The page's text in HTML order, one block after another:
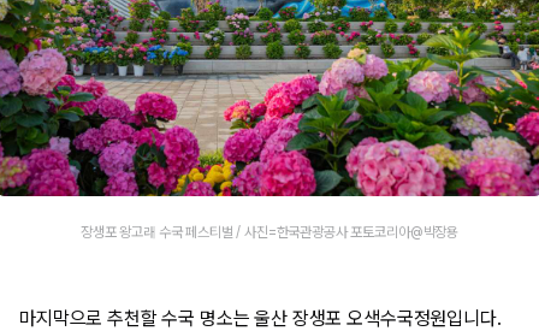
장생포 왕고래 수국 페스티벌 / 사진=한국관광공사 포토코리아@박장용
마지막으로 추천할 수국 명소는 울산 장생포 오색수국정원입니다.